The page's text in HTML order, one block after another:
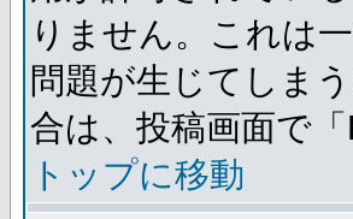
りません。これは
問題が生じてしま
合は、投稿画面で
トップに移動